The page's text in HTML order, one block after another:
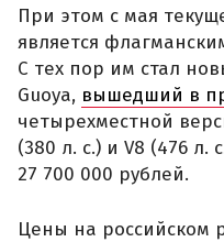
При этом с мая
является
С тех пор им стал
Guoya, вышедший в
четырехместной
(380 л. с.) и V8 (476 л.
27 700 000 рублей.
Цены на российском